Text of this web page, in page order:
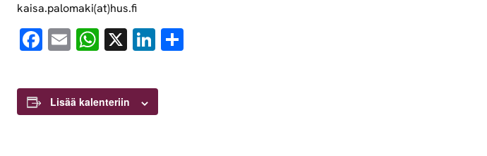
kaisa.palomaki(at)hus.fi
Facebook
EmailWhatsApp
X LinkedIn
Lisää kalenteriin